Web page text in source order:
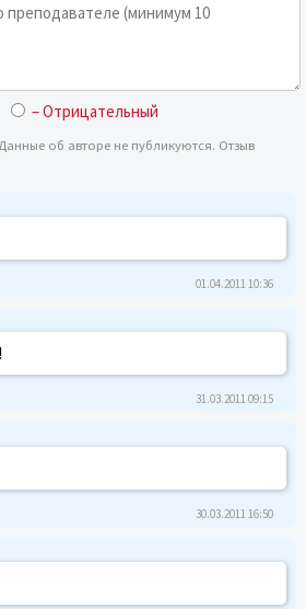
– Отрицательный
Данные об авторе не публикуются. Отзыв
01.04.2011 10:36
31.03.2011 09:15
30.03.2011 16:50